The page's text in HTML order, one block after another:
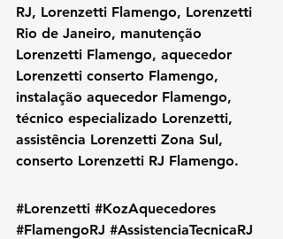
RJ, Lorenzetti Flamengo, Lorenzetti
Rio de Janeiro, manutenção
Lorenzetti Flamengo, aquecedor
Lorenzetti conserto Flamengo,
instalação aquecedor Flamengo,
técnico especializado Lorenzetti,
assistência Lorenzetti Zona Sul,
conserto Lorenzetti RJ Flamengo.
#Lorenzetti #KozAquecedores
#FlamengoRJ #AssistenciaTecnicaRJ